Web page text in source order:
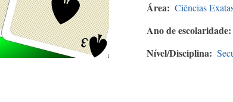
Área Ciências
Ano de escolaridade
Nível/Disciplina